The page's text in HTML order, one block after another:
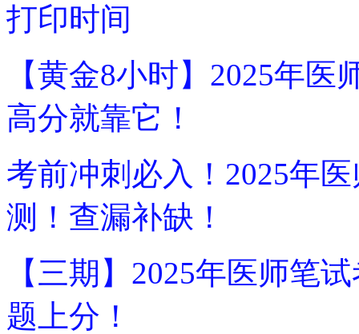
打印时间
【黄金8小时】2025年
高分就靠它！
考前冲刺必入！2025年
测！查漏补缺！
【三期】2025年医师笔
题上分！